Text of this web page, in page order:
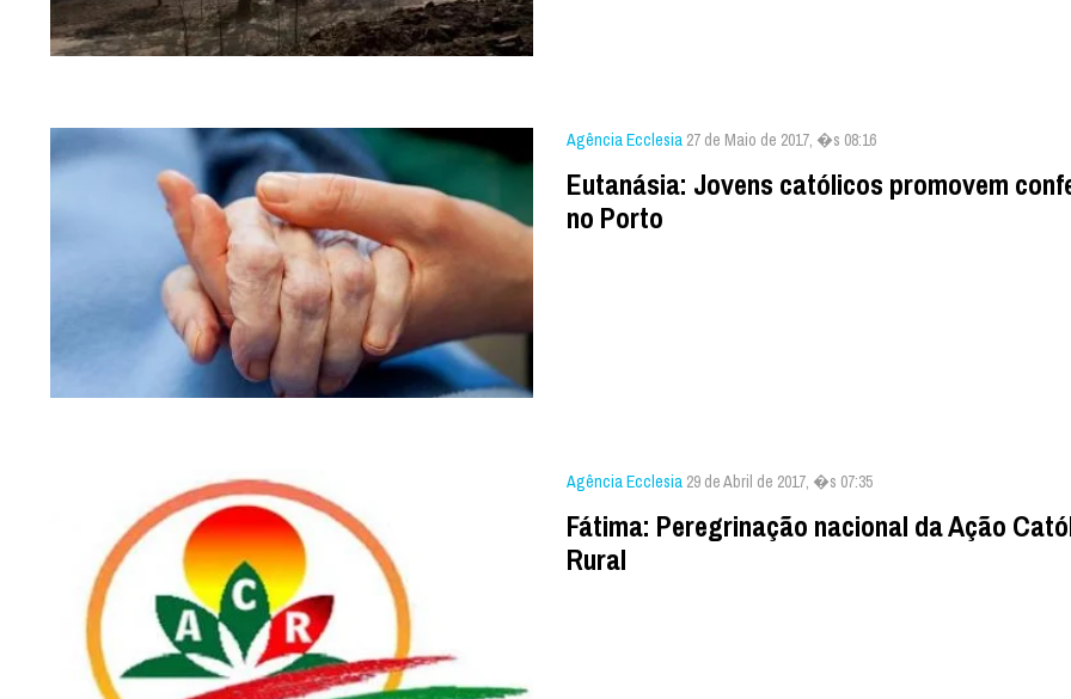
Agência Ecclesia 27 de Maio de 2017, �s 08:16
Eutanásia: Jovens católicos promovem
no Porto
Agência Ecclesia 29 de Abril de 2017, �s 07:35
Fátima: Peregrinação nacional da Ação
Rural